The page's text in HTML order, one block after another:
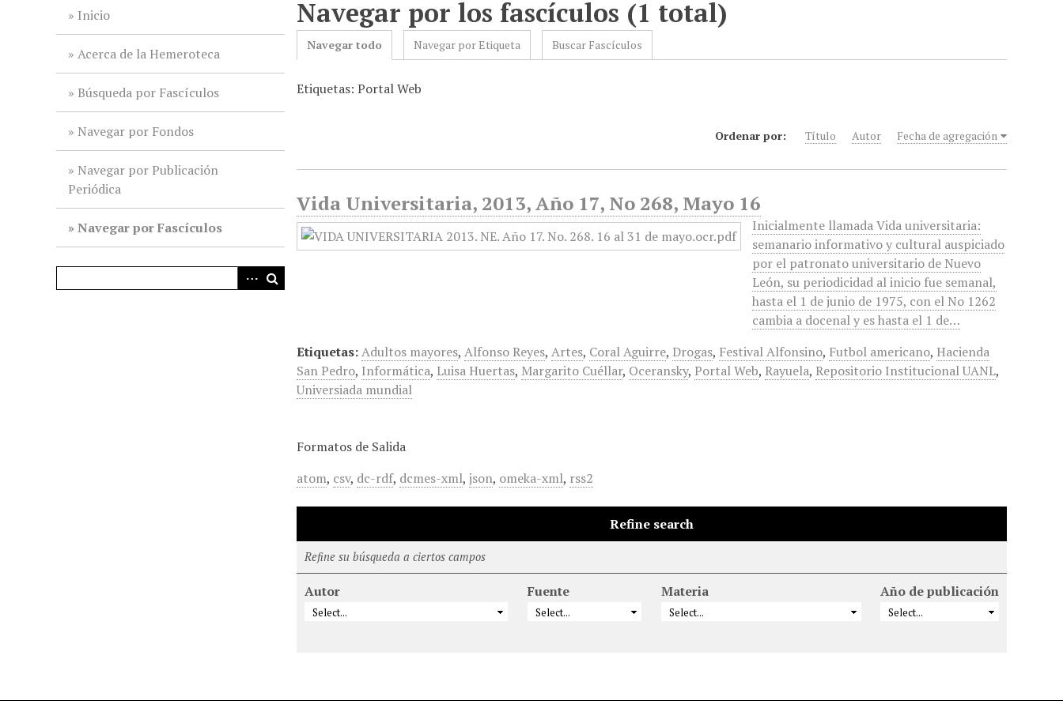
Inicio
Acerca de la Hemeroteca
Búsqueda por Fascículos
Navegar por Fondos
Navegar por Publicación
Periódica
Navegar por Fascículos
Navegar por los fascículos (1 total)
Navegar todo Navegar por Etiqueta Buscar Fascículos
Etiquetas: Portal Web
Ordenar por: Título Autor Fecha de agregación
Vida Universitaria, 2013, Año 17, No 268, Mayo 16
Inicialmente llamada Vida universitaria:
semanario informativo y cultural auspiciado
por el patronato universitario de Nuevo
León, su periodicidad al inicio fue semanal,
hasta el 1 de junio de 1975, con el No 1262
cambia a docenal y es hasta el 1 de…
Etiquetas:Adultos mayores,Alfonso Reyes,Artes, Coral Aguirre, Drogas, Festival Alfonsino, Futbol americano, Hacienda
San Pedro, Informática, Luisa Huertas, Margarito Cuéllar, Oceransky, Portal Web, Rayuela, Repositorio Institucional UANL,
Universiada mundial
Formatos de Salida
atom, csv, dc-rdf, dcmes-xml,json, omeka-xml, rss2
Refine search
Refine su búsqueda a ciertos campos
Autor Fuente Materia Año de publicación